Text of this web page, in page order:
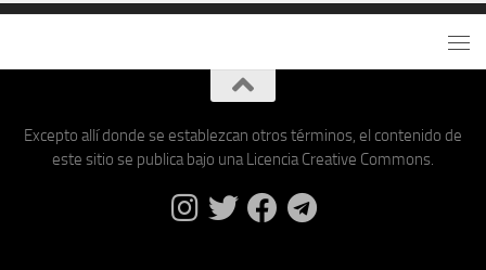
Excepto allí donde se establezcan otros términos, el contenido de
este sitio se publica bajo una Licencia Creative Commons.